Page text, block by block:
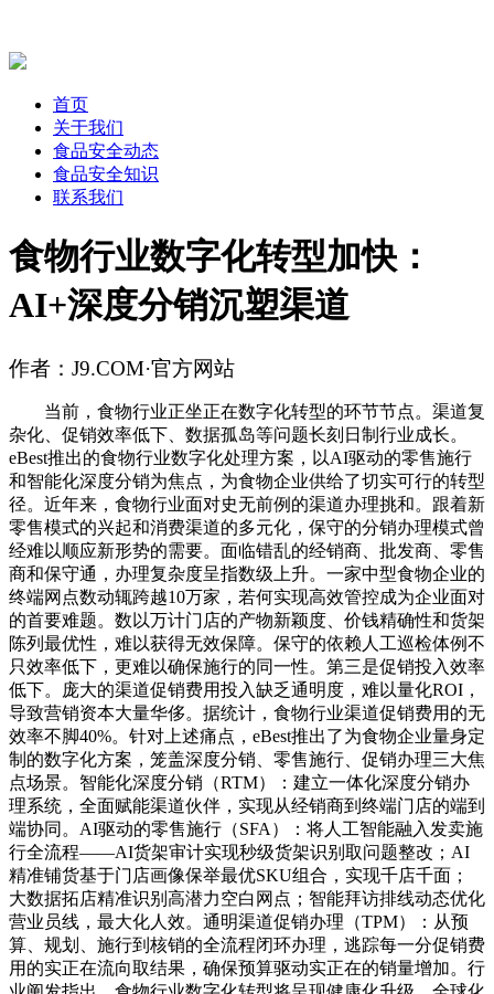
首页
关于我们
食品安全动态
食品安全知识
联系我们
食物行业数字化转型加快：
AI+深度分销沉塑渠道
作者：J9.COM·官方网站
当前，食物行业正坐正在数字化转型的环节节点。渠道复
杂化、促销效率低下、数据孤岛等问题长刻日制行业成长。
eBest推出的食物行业数字化处理方案，以AI驱动的零售施行
和智能化深度分销为焦点，为食物企业供给了切实可行的转型
径。近年来，食物行业面对史无前例的渠道办理挑和。跟着新
零售模式的兴起和消费渠道的多元化，保守的分销办理模式曾
经难以顺应新形势的需要。面临错乱的经销商、批发商、零售
商和保守通，办理复杂度呈指数级上升。一家中型食物企业的
终端网点数动辄跨越10万家，若何实现高效管控成为企业面对
的首要难题。数以万计门店的产物新颖度、价钱精确性和货架
陈列最优性，难以获得无效保障。保守的依赖人工巡检体例不
只效率低下，更难以确保施行的同一性。第三是促销投入效率
低下。庞大的渠道促销费用投入缺乏通明度，难以量化ROI，
导致营销资本大量华侈。据统计，食物行业渠道促销费用的无
效率不脚40%。针对上述痛点，eBest推出了为食物企业量身定
制的数字化方案，笼盖深度分销、零售施行、促销办理三大焦
点场景。智能化深度分销（RTM）：建立一体化深度分销办
理系统，全面赋能渠道伙伴，实现从经销商到终端门店的端到
端协同。AI驱动的零售施行（SFA）：将人工智能融入发卖施
行全流程——AI货架审计实现秒级货架识别取问题整改；AI
精准铺货基于门店画像保举最优SKU组合，实现千店千面；
大数据拓店精准识别高潜力空白网点；智能拜访排线动态优化
营业员线，最大化人效。通明渠道促销办理（TPM）：从预
算、规划、施行到核销的全流程闭环办理，逃踪每一分促销费
用的实正在流向取结果，确保预算驱动实正在的销量增加。行